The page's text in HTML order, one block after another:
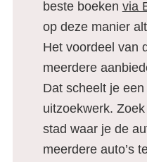
beste boeken via
op deze manier
Het voordeel van
meerdere
Dat scheelt je
uitzoekwerk.
stad waar je de
meerdere auto’s